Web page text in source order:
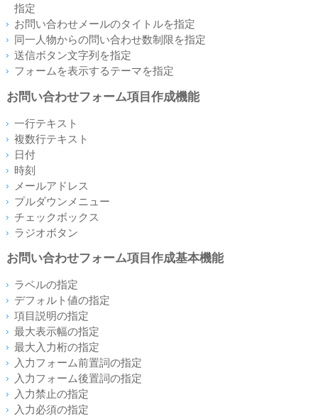
指定
お問い合わせメールのタイトルを指定
同一人物からの問い合わせ数制限を指定
送信ボタン文字列を指定
フォームを表示するテーマを指定
お問い合わせフォーム項目作成機能
一行テキスト
複数行テキスト
日付
時刻
メールアドレス
プルダウンメニュー
チェックボックス
ラジオボタン
お問い合わせフォーム項目作成基本機能
ラベルの指定
デフォルト値の指定
項目説明の指定
最大表示幅の指定
最大入力桁の指定
入力フォーム前置詞の指定
入力フォーム後置詞の指定
入力禁止の指定
入力必須の指定